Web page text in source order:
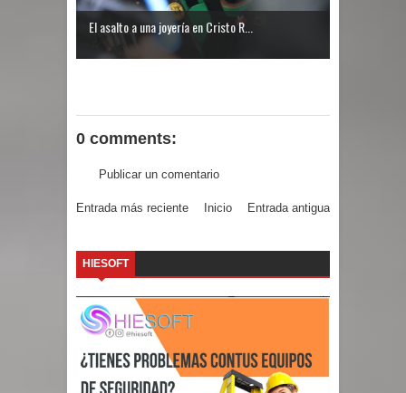
El asalto a una joyería en Cristo R...
0 comments:
Publicar un comentario
Entrada más reciente Entrada antigua
Inicio
HIESOFT